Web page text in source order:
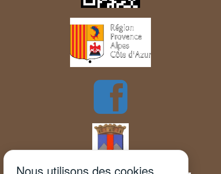
Nous utilisons des cookies